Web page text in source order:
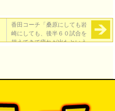
香田コーチ「桑原にしても岩
崎にしても、後半６０試合を
超えてきて疲れが出たという